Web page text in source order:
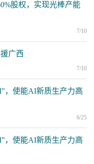
股权，实现光棒产能
7/10
广西
7/10
，使能AI新质生产力高
6/25
，使能AI新质生产力高